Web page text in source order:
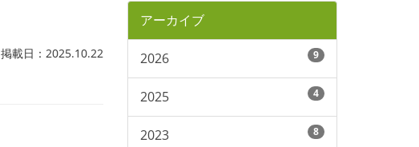
掲載日：2025.10.22
アーカイブ
2026 9
2025 4
2023 8